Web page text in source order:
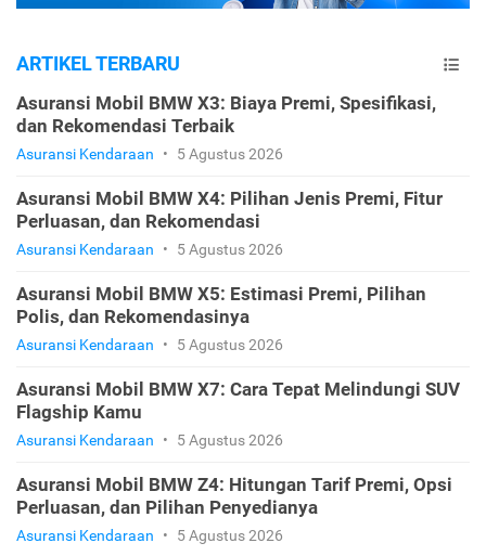
ARTIKEL TERBARU
Asuransi Mobil BMW X3: Biaya Premi, Spesifikasi,
dan Rekomendasi Terbaik
Asuransi Kendaraan • 5 Agustus 2026
Asuransi Mobil BMW X4: Pilihan Jenis Premi, Fitur
Perluasan, dan Rekomendasi
Asuransi Kendaraan • 5 Agustus 2026
Asuransi Mobil BMW X5: Estimasi Premi, Pilihan
Polis, dan Rekomendasinya
Asuransi Kendaraan • 5 Agustus 2026
Asuransi Mobil BMW X7: Cara Tepat Melindungi SUV
Flagship Kamu
Asuransi Kendaraan • 5 Agustus 2026
Asuransi Mobil BMW Z4: Hitungan Tarif Premi, Opsi
Perluasan, dan Pilihan Penyedianya
Asuransi Kendaraan • 5 Agustus 2026